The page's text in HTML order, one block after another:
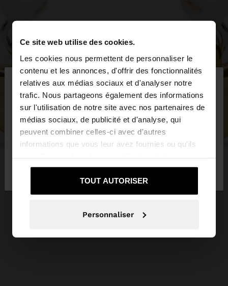
Ce site web utilise des cookies.
Les cookies nous permettent de personnaliser le
contenu et les annonces, d'offrir des fonctionnalités
relatives aux médias sociaux et d'analyser notre
trafic. Nous partageons également des informations
sur l'utilisation de notre site avec nos partenaires de
médias sociaux, de publicité et d'analyse, qui
peuvent combiner celles-ci avec d'autres
informations que vous leur avez fournies ou qu'ils
services.
TOUT AUTORISER
Personnaliser
bonjour ×
Vous accédez au site depuis Suisse. Voulez-vous
parcourir notre site au United States?